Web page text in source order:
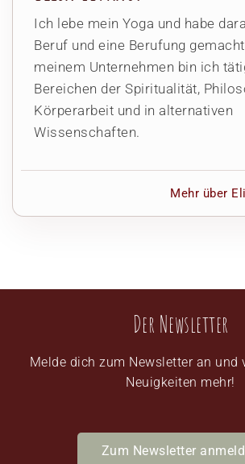
Ich lebe mein Yoga und habe
Beruf und eine Berufung
meinem Unternehmen bin ich
Bereichen der Spiritualität,
Körperarbeit und in alternativen
Wissenschaften.
Mehr über
Der Newsletter
Melde dich zum Newsletter an und
Neuigkeiten mehr!
Zum Newsletter